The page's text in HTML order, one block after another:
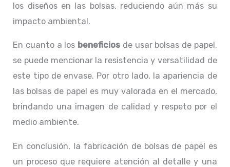
los diseños en las bolsas, reduciendo aún más su
impacto ambiental.
En cuanto a los beneficios de usar bolsas de papel,
se puede mencionar la resistencia y versatilidad de
este tipo de envase. Por otro lado, la apariencia de
las bolsas de papel es muy valorada en el mercado,
brindando una imagen de calidad y respeto por el
medio ambiente.
En conclusión, la fabricación de bolsas de papel es
un proceso que requiere atención al detalle y una